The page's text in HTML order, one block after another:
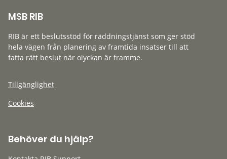
MSB RIB
RIB är ett beslutsstöd för räddningstjänst som ger stöd
hela vägen från planering av framtida insatser till att
fatta rätt beslut när olyckan är framme.
Tillgänglighet
Cookies
Behöver du hjälp?